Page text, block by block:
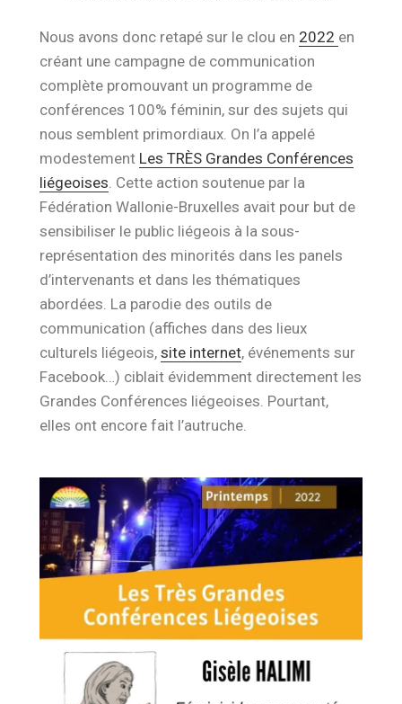
Nous avons donc retapé sur le clou en 2022 en
créant une campagne de communication
complète promouvant un programme de
conférences 100% féminin, sur des sujets qui
nous semblent primordiaux. On l’a appelé
modestement Les TRÈS Grandes Conférences
liégeoises . Cette action soutenue par la
Fédération Wallonie-Bruxelles avait pour but de
sensibiliser le public liégeois à la sous-
représentation des minorités dans les panels
d’intervenants et dans les thématiques
abordées. La parodie des outils de
communication (affiches dans des lieux
culturels liégeois,site internet, événements sur
Facebook…) ciblait évidemment directement les
Grandes Conférences liégeoises. Pourtant,
elles ont encore fait l’autruche.